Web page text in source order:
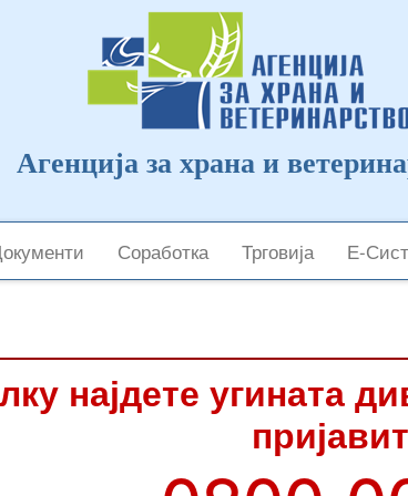
Агенција за храна и
Соработка Трговија Е-
најдете угината